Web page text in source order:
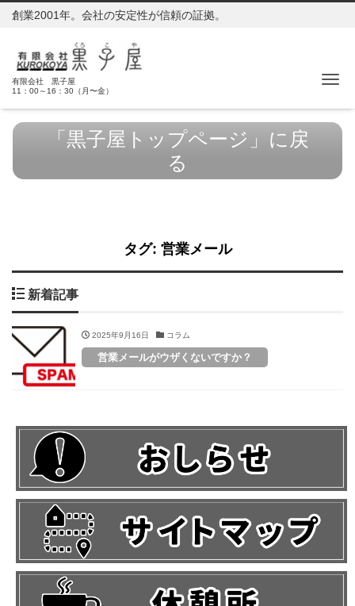
創業2001年。会社の安定性が信頼の証拠。
有限会社 黒子屋
11：00～16：30（月〜金）
「黒子屋トップページ」に戻
る
タグ: 営業メール
新着記事
2025年9月16日 コラム
営業メールがウザくないですか？